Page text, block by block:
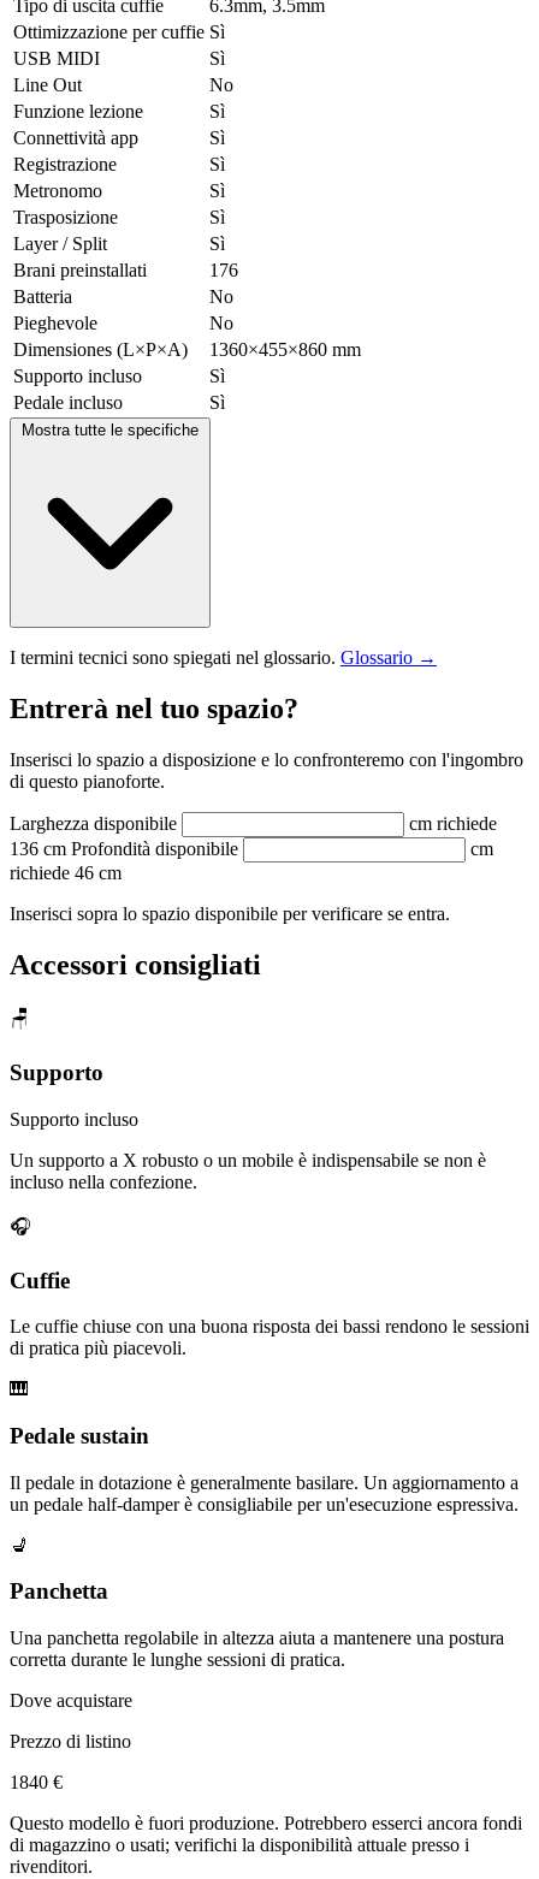
Tipo di uscita cuffie
6.3mm, 3.5mm
Ottimizzazione per cuffie Sì
USB MIDI
Sì
Line Out
No
Funzione lezione
Sì
Connettività app
Sì
Registrazione
Sì
Metronomo
Sì
Trasposizione
Sì
Layer / Split
Sì
Brani preinstallati
176
Batteria
No
Pieghevole
No
Dimensiones (L×P×A)
1360×455×860 mm
Supporto incluso
Sì
Pedale incluso
Sì
Mostra tutte le specifiche
I termini tecnici sono spiegati nel glossario. Glossario →
Entrerà nel tuo spazio?
Inserisci lo spazio a disposizione e lo confronteremo con l'ingombro
di questo pianoforte.
Larghezza disponibile cm richiede
136 cm Profondità disponibile
cm
richiede 46 cm
Inserisci sopra lo spazio disponibile per verificare se entra.
Accessori consigliati
🪑
Supporto
Supporto incluso
Un supporto a X robusto o un mobile è indispensabile se non è
incluso nella confezione.
🎧
Cuffie
Le cuffie chiuse con una buona risposta dei bassi rendono le sessioni
di pratica più piacevoli.
🎹
Pedale sustain
Il pedale in dotazione è generalmente basilare. Un aggiornamento a
un pedale half-damper è consigliabile per un'esecuzione espressiva.
💺
Panchetta
Una panchetta regolabile in altezza aiuta a mantenere una postura
corretta durante le lunghe sessioni di pratica.
Dove acquistare
Prezzo di listino
1840 €
Questo modello è fuori produzione. Potrebbero esserci ancora fondi
di magazzino o usati; verifichi la disponibilità attuale presso i
rivenditori.